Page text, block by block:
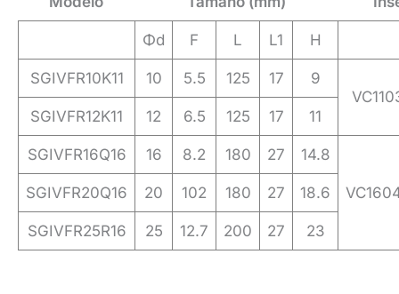
Φd F L L1 H
SGIVFR10K11 10 5.5 125 17
9
SGIVFR12K11
12 6.5 125 17 11
SGIVFR16Q16 16 8.2 180 27 14.8
SGIVFR20Q16 20 102 180 27 18.6
SGIVFR25R16 25 12.7 200 27 23